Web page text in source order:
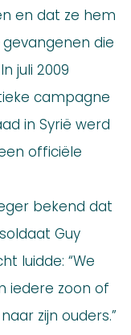
en dat ze hem
die
juli 2009
campagne
in Syrië werd
officiële
bekend dat
Guy
luidde: “We
iedere zoon of
zijn ouders.”